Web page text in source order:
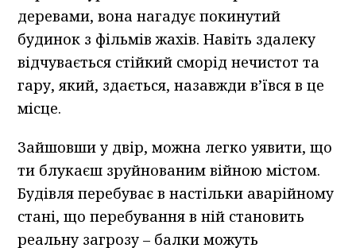
деревами, вона нагадує покинутий
будинок з фільмів жахів. Навіть здалеку
відчувається стійкий сморід нечистот та
гару, який, здається, назавжди в’ївся в це
місце.
Зайшовши у двір, можна легко уявити, що
ти блукаєш зруйнованим війною містом.
Будівля перебуває в настільки аварійному
стані, що перебування в ній становить
реальну загрозу – балки можуть